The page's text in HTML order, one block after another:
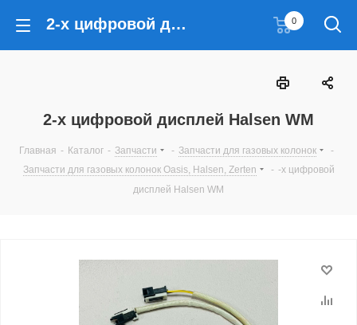
2-х цифровой дисплей Halsen WM 0
2-х цифровой дисплей Halsen WM
Главная - Каталог - Запчасти - Запчасти для газовых колонок
-
Запчасти для газовых колонок Oasis, Halsen, Zerten
- -х цифровой
дисплей Halsen WM